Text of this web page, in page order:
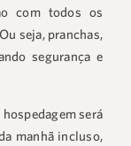
com todos os
seja, pranchas,
segurança e
será
manhã incluso,